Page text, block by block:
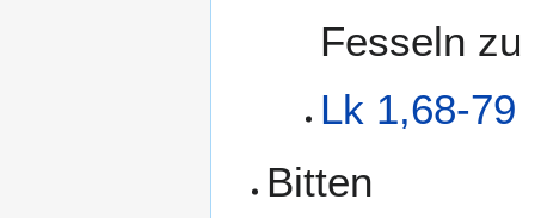
Fesseln zu
Lk 1,68-79
Bitten